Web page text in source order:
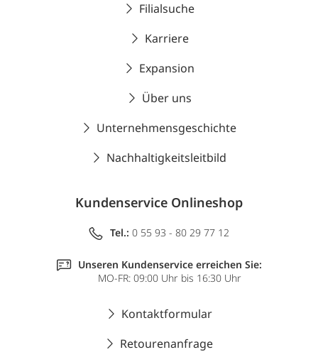
Filialsuche
Karriere
Expansion
Über uns
Unternehmensgeschichte
Nachhaltigkeitsleitbild
Kundenservice Onlineshop
Tel.: 0 55 93 - 80 29 77 12
Unseren Kundenservice erreichen Sie:
MO-FR: 09:00 Uhr bis 16:30 Uhr
Kontaktformular
Retourenanfrage